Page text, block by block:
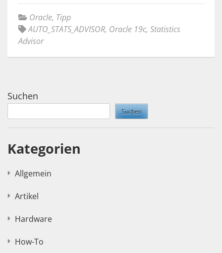
Oracle, Tipp
AUTO_STATS_ADVISOR, Oracle 19c, Statistics
Advisor
Suchen
Suchen
Kategorien
Allgemein
Artikel
Hardware
How-To